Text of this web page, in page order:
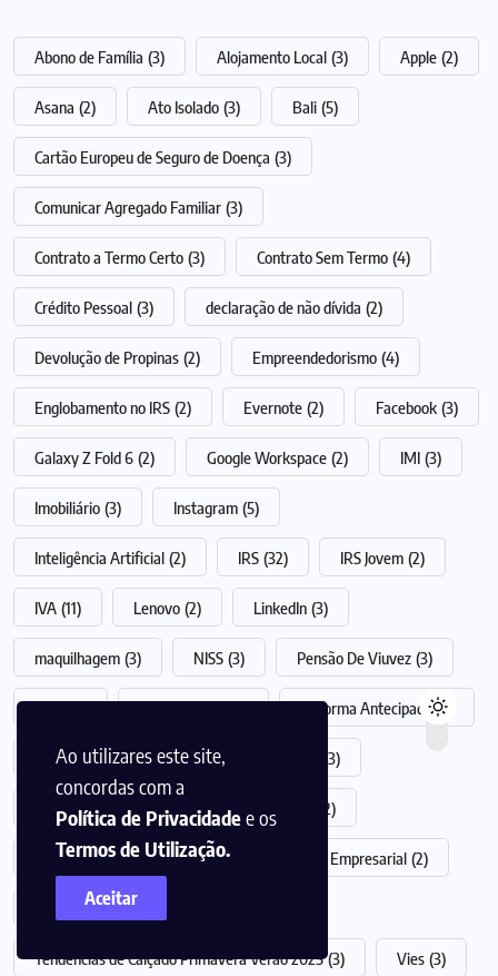
Ao utilizares este site,
concordas com a
Política de Privacidadee os
Termos de Utilização.
Aceitar
Abono de Família (3) Alojamento Local (3) Apple (2)
Asana (2) Ato Isolado (3) Bali (5)
Cartão Europeu de Seguro de Doença (3)
Comunicar Agregado Familiar (3)
Contrato a Termo Certo (3) Contrato Sem Termo (4)
Crédito Pessoal (3) declaração de não dívida (2)
Devolução de Propinas (2) Empreendedorismo (4)
Englobamento no IRS (2) Evernote (2) Facebook (3)
Galaxy Z Fold 6 (2) Google Workspace (2) IMI (3)
Imobiliário (3) Instagram (5)
Inteligência Artificial (2) IRS (32) IRS Jovem (2)
IVA (11) Lenovo (2) LinkedIn (3)
maquilhagem (3) NISS (3) Pensão De Viuvez (3)
PME (2) Redes Sociais (4) Reforma Antecipada (3)
Relações e Longevidade (2) (3)
Seguros (3) Subsídio de Desemprego (2)
Subsídio de Férias (3) Sustentabilidade Empresarial (2)
(2)
Tendências de Calçado Primavera Verão 2025 (3) Vies (3)